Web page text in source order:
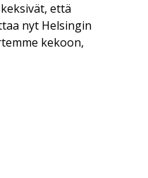
että
nyt Helsingin
kekoon,